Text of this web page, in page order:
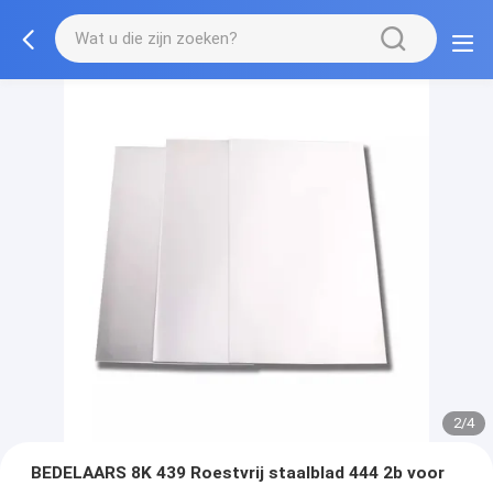
2/4
BEDELAARS 8K 439 Roestvrij staalblad 444 2b voor